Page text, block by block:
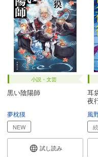
小説・文芸
黒い陰陽師
夢枕獏
NEW
試し読み
耳
夜
風